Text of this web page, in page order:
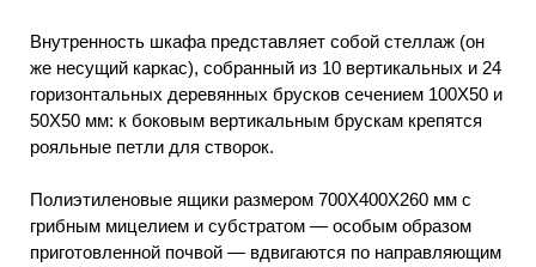
Внутренность шкафа представляет собой стеллаж (он
же несущий каркас), собранный из 10 вертикальных и 24
горизонтальных деревянных брусков сечением 100X50 и
50X50 мм: к боковым вертикальным брускам крепятся
рояльные петли для створок.
Полиэтиленовые ящики размером 700X400X260 мм с
грибным мицелием и субстратом — особым образом
приготовленной почвой — вдвигаются по направляющим